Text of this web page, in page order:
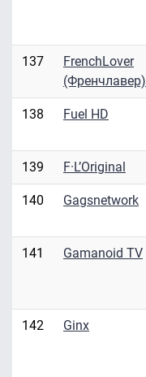
137
FrenchLover
(Френчлавер)
138 Fuel HD
139 F·L’Original
140 Gagsnetwork
141 Gamanoid TV
142 Ginx